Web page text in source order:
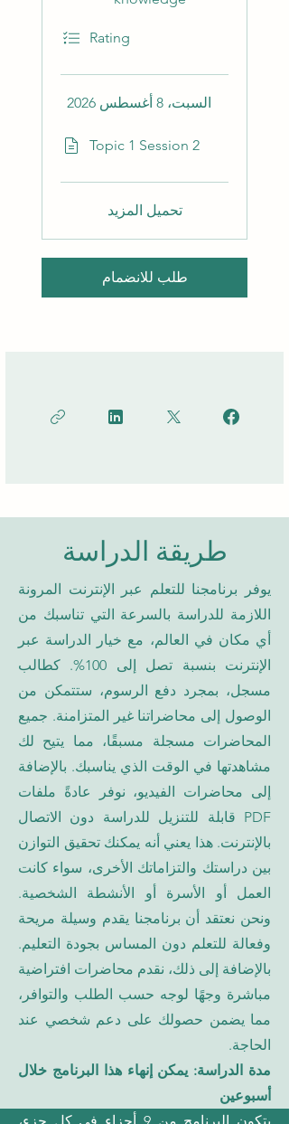
Rating
السبت، 8 أغسطس 2026
Topic 1 Session 2
تحميل المزيد
طلب للانضمام
طريقة الدراسة
يوفر برنامجنا للتعلم عبر الإنترنت المرونة
اللازمة للدراسة بالسرعة التي تناسبك من
أي مكان في العالم، مع خيار الدراسة عبر
الإنترنت بنسبة تصل إلى 100%. كطالب
مسجل، بمجرد دفع الرسوم، ستتمكن من
الوصول إلى محاضراتنا غير المتزامنة. جميع
المحاضرات مسجلة مسبقًا، مما يتيح لك
مشاهدتها في الوقت الذي يناسبك. بالإضافة
إلى محاضرات الفيديو، نوفر عادةً ملفات
PDF قابلة للتنزيل للدراسة دون الاتصال
بالإنترنت. هذا يعني أنه يمكنك تحقيق التوازن
بين دراستك والتزاماتك الأخرى، سواء كانت
العمل أو الأسرة أو الأنشطة الشخصية.
ونحن نعتقد أن برنامجنا يقدم وسيلة مريحة
وفعالة للتعلم دون المساس بجودة التعليم.
بالإضافة إلى ذلك، نقدم محاضرات افتراضية
مباشرة وجهًا لوجه حسب الطلب والتوافر،
مما يضمن حصولك على دعم شخصي عند
الحاجة.
مدة الدراسة: يمكن إنهاء هذا البرنامج خلال
أسبوعين
يتكون البرنامج من 9 أجزاء في كل جزء،